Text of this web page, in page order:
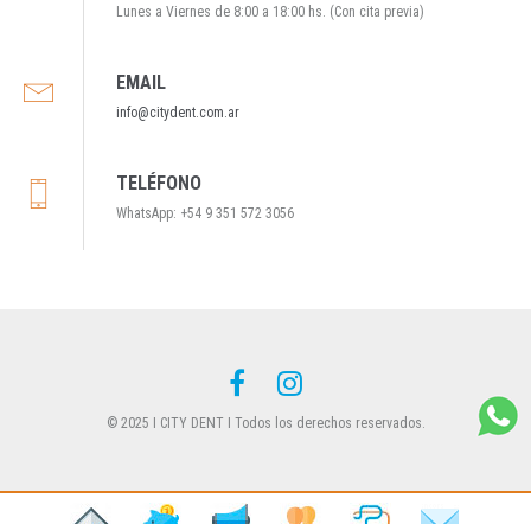
Lunes a Viernes de 8:00 a 18:00 hs. (Con cita previa)
EMAIL
info@citydent.com.ar
TELÉFONO
WhatsApp: +54 9 351 572 3056
© 2025 I CITY DENT I Todos los derechos reservados.